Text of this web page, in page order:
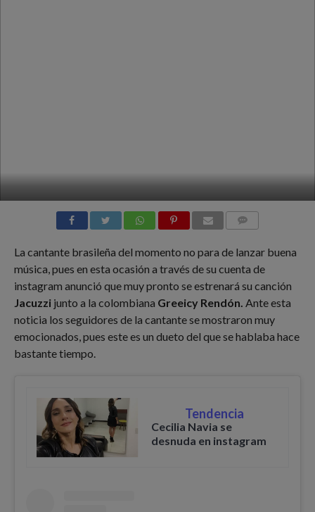
La cantante brasileña del momento no para de lanzar buena
música, pues en esta ocasión a través de su cuenta de
instagram anunció que muy pronto se estrenará su canción
Jacuzzijunto a la colombiana Greeicy Rendón. Ante esta
noticia los seguidores de la cantante se mostraron muy
emocionados, pues este es un dueto del que se hablaba hace
bastante tiempo.
Tendencia
Cecilia Navia se
desnuda en instagram